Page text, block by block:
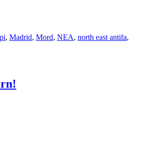
, Madrid, Mord, NEA, north east antifa,